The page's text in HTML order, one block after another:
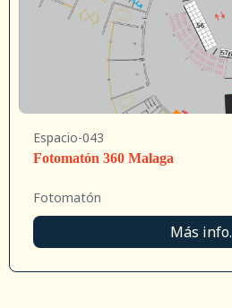
Espacio-043
Fotomatón 360 Malaga
Fotomatón
Más info.